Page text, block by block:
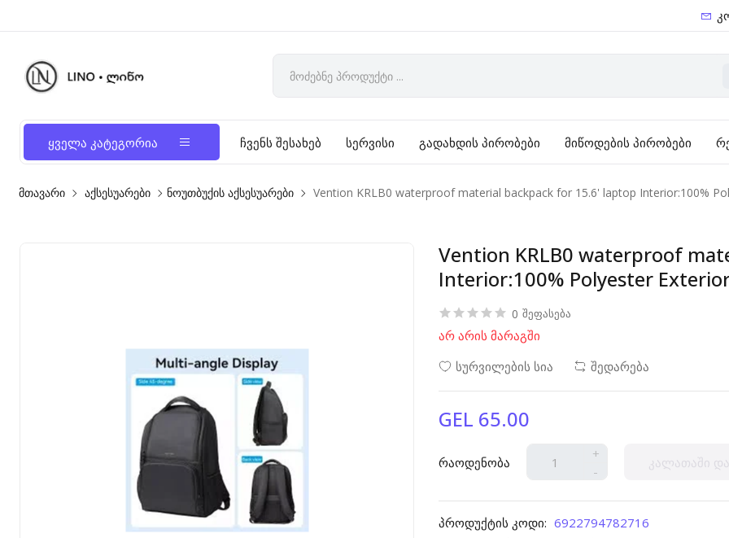
ყველა კატეგორია ჩვენს შესახებ სერვისი გადახდის პირობები მიწოდების პირობები
მთავარი აქსესუარები ნოუთბუქის აქსესუარები Vention KRLB0 waterproof material backpack for 15.6' laptop Interior:100%
Vention KRLB0 waterproof
Interior:100% Polyester
0 შეფასება
არ არის მარაგში
სურვილების სია
შედარება
GEL 65.00
რაოდენობა
+
-
კალათაში
პროდუქტის კოდი: 6922794782716